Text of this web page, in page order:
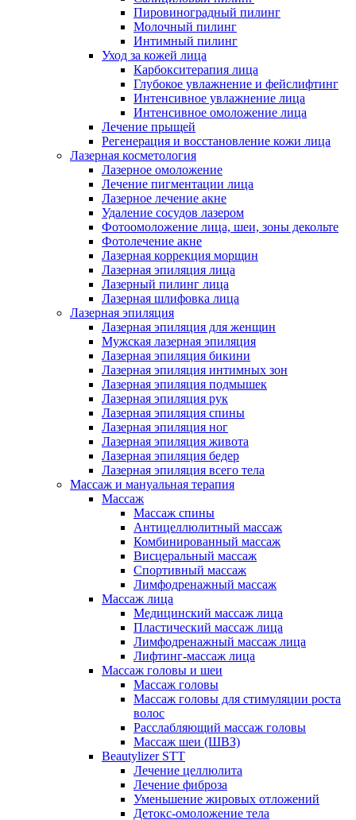
Пировиноградный пилинг
Молочный пилинг
Интимный пилинг
Уход за кожей лица
Карбокситерапия лица
Глубокое увлажнение и фейслифтинг
Интенсивное увлажнение лица
Интенсивное омоложение лица
Лечение прыщей
Регенерация и восстановление кожи лица
Лазерная косметология
Лазерное омоложение
Лечение пигментации лица
Лазерное лечение акне
Удаление сосудов лазером
Фотоомоложение лица, шеи, зоны декольте
Фотолечение акне
Лазерная коррекция морщин
Лазерная эпиляция лица
Лазерный пилинг лица
Лазерная шлифовка лица
Лазерная эпиляция
Лазерная эпиляция для женщин
Мужская лазерная эпиляция
Лазерная эпиляция бикини
Лазерная эпиляция интимных зон
Лазерная эпиляция подмышек
Лазерная эпиляция рук
Лазерная эпиляция спины
Лазерная эпиляция ног
Лазерная эпиляция живота
Лазерная эпиляция бедер
Лазерная эпиляция всего тела
Массаж и мануальная терапия
Массаж
Массаж спины
Антицеллюлитный массаж
Комбинированный массаж
Висцеральный массаж
Спортивный массаж
Лимфодренажный массаж
Массаж лица
Медицинский массаж лица
Пластический массаж лица
Лимфодренажный массаж лица
Лифтинг-массаж лица
Массаж головы и шеи
Массаж головы
Массаж головы для стимуляции роста
волос
Расслабляющий массаж головы
Массаж шеи (ШВЗ)
Beautylizer STT
Лечение целлюлита
Лечение фиброза
Уменьшение жировых отложений
Детокс-омоложение тела